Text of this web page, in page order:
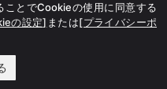
ことでCookieの使用に同意する
の設定] または[プライバシーポ